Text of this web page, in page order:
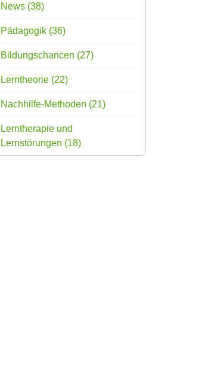
News (38)
Pädagogik (36)
Bildungschancen (27)
Lerntheorie (22)
Nachhilfe-Methoden (21)
Lerntherapie und
Lernstörungen (18)